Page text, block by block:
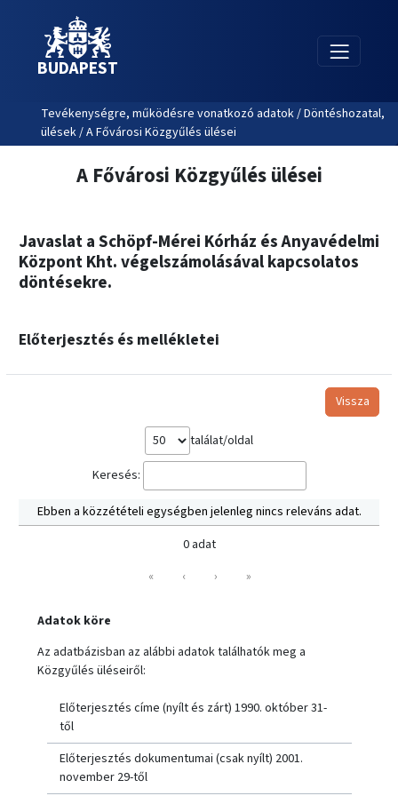
BUDAPEST
Tevékenységre, működésre vonatkozó adatok / Döntéshozatal,
ülések / A Fővárosi Közgyűlés ülései
A Fővárosi Közgyűlés ülései
Javaslat a Schöpf-Mérei Kórház és Anyavédelmi
Központ Kht. végelszámolásával kapcsolatos
döntésekre.
Előterjesztés és mellékletei
Vissza
találat/oldal
Keresés:
Ebben a közzétételi egységben jelenleg nincs releváns adat.
0 adat
«
‹ › »
Adatok köre
Az adatbázisban az alábbi adatok találhatók meg a
Közgyűlés üléseiről:
Előterjesztés címe (nyílt és zárt) 1990. október 31-
től
Előterjesztés dokumentumai (csak nyílt) 2001.
november 29-től